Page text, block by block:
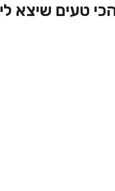
טעים שיצא לי